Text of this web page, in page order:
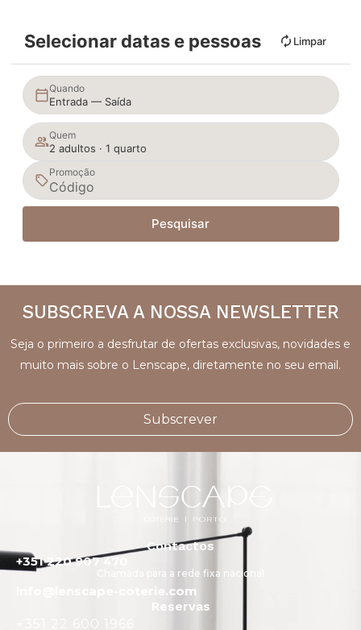
Selecionar datas e pessoas Limpar
Quando
Entrada — Saída
Quem
2 adultos · 1 quarto
Promoção
Pesquisar
SUBSCREVA A NOSSA NEWSLETTER
Seja o primeiro a desfrutar de ofertas exclusivas, novidades e
muito mais sobre o Lenscape, diretamente no seu email.
Subscrever
Contactos
+351 220 907 470
Chamada para a rede fixa nacional
info@lenscape-coterie.com
Reservas